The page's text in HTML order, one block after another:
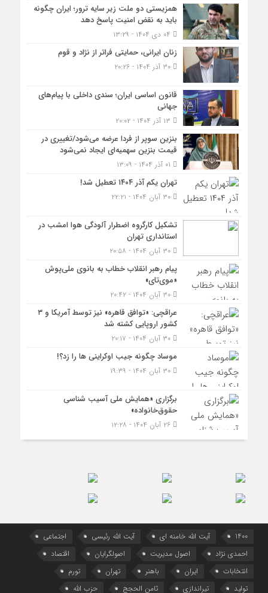
همزیستی دو ملت زیر سایه ترور؛ ایران چگونه
باید به نقض امنیت پاسخ دهد
زنان ایرانی، حمایتی فراتر از نژاد و قوم
۳۰ آذر ۱۴۰۴ - ۲۰:۲۶
قانون اساسی ایران؛ سندی داخلی با پیام‌های
جهانی
بنزین سوپر از فردا عرضه می‌شود/تغییری در
قیمت بنزین سهمیه‌ای ایجاد نمی‌شود
تهران یکم آذر ۱۴۰۴ تعطیل شد!
۳۰ آبان ۱۴۰۴ - ۲۲:۲۱
تشکیل کارگروه اضطرار آلودگی هوا امشب در
استانداری تهران
۳۰ آبان ۱۴۰۴ - ۲۰:۵۸
پیام رهبر انقلاب خطاب به بانوی ملی‌پوش
«موی‌تای»
۳۰ آبان ۱۴۰۴ - ۲۰:۴۲
عراقچی: «توافق قاهره» نیز توسط آمریکا و ۳
کشور اروپایی کشته شد
۳۰ آبان ۱۴۰۴ - ۲۰:۱۷
موساد چگونه جیب اوکراینی ها را زد؟!
۳۰ آبان ۱۴۰۴ - ۱۹:۳۹
برگزاری «همایش ملی آسیب شناسی
حقوق‌خانواده»
۲۶ آبان ۱۴۰۴ - ۱۲:۲۸
1400 آیت الله خامنه ای آیت الله رئیسی
اجتماعی
احمدی نژاد
اصول مدیریت اصولگرایان
اقتصاد
انتخابات
ایران باهنر تهران
تورم
تولید
تیراندازی ثامن الحجج حزب الله